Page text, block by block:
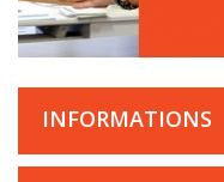
INFORMATIONS